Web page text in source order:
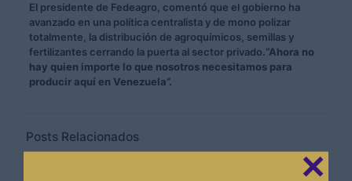
El presidente de Fedeagro, comentó que el gobierno ha
avanzado en una política centralista y de mono polizar
totalmente, la distribución de agroquímicos, semillas y
fertilizantes cerrando la puerta al sector privado.“Ahora no
hay quien importe lo que nosotros necesitamos para
producir aquí en Venezuela”.
Posts Relacionados
✕